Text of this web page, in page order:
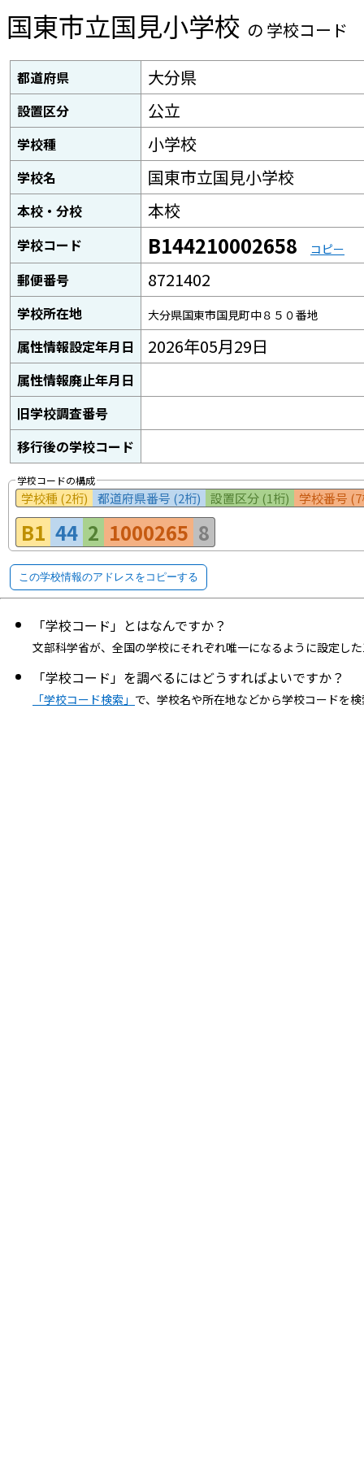
国東市立国見小学校 の 学校コード
都道府県 大分県
設置区分 公立
学校種 小学校
学校名 国東市立国見小学校
本校・分校 本校
学校コード B144210002658 コピー
郵便番号 8721402
学校所在地 大分県国東市国見町中８５０番地
属性情報設定年月日 2026年05月29日
属性情報廃止年月日
旧学校調査番号
移行後の学校コード
学校コードの構成
学校種 (2桁) 都道府県番号 (2桁) 設置区分 (1桁) 学校番号
B1 44 2 1000265 8
この学校情報のアドレスをコピーする
「学校コード」とはなんですか？
文部科学省が、全国の学校にそれぞれ唯一になるように設定し
「学校コード」を調べるにはどうすればよいですか？
「学校コード検索」 で、学校名や所在地などから学校コードを